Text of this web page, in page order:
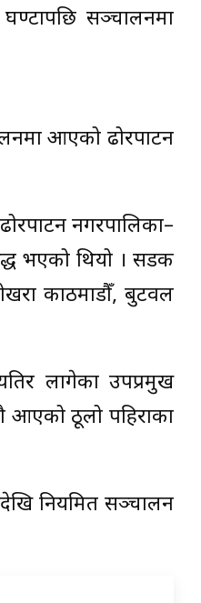
सञ्चालनमा
आएको ढोरपाटन
नगरपालिका–
भएको थियो । सडक
काठमाडौँ, बुटवल
लागेका उपप्रमुख
आएको ठूलो पहिराका
नियमित सञ्चालन